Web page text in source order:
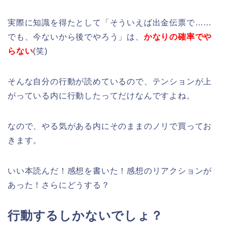
実際に知識を得たとして「そういえば出金伝票で……
でも、今ないから後でやろう」は、 かなりの確率でや
らない(笑)
そんな自分の行動が読めているので、テンションが上
がっている内に行動したってだけなんですよね。
なので、やる気がある内にそのままのノリで買ってお
きます。
いい本読んだ！感想を書いた！感想のリアクションが
あった！さらにどうする？
行動するしかないでしょ？